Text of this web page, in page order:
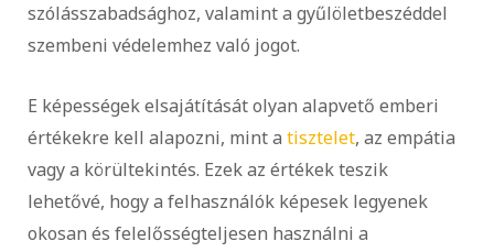
szólásszabadsághoz, valamint a gyűlöletbeszéddel
szembeni védelemhez való jogot.
E képességek elsajátítását olyan alapvető emberi
értékekre kell alapozni, mint a tisztelet, az empátia
vagy a körültekintés. Ezek az értékek teszik
lehetővé, hogy a felhasználók képesek legyenek
okosan és felelősségteljesen használni a